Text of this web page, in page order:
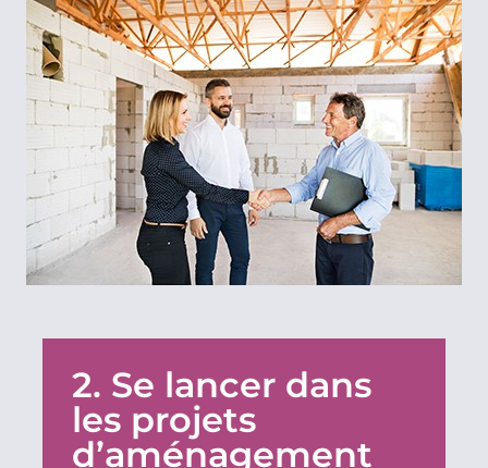
2. Se lancer dans
les projets
d’aménagement